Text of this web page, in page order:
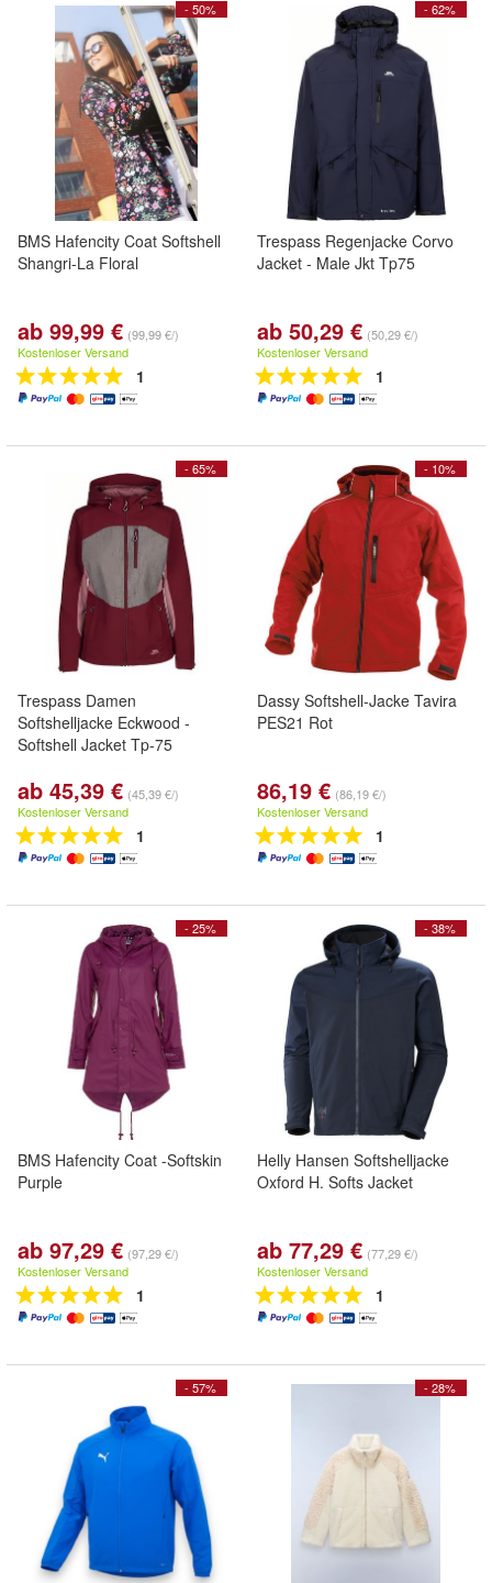
- 50%
BMS Hafencity Coat Softshell
Shangri-La Floral
ab 99,99 € (99,99 €/)
Kostenloser Versand
1
- 62%
Trespass Regenjacke Corvo
Jacket - Male Jkt Tp75
ab 50,29 € (50,29 €/)
Kostenloser Versand
1
- 65%
Trespass Damen
Softshelljacke Eckwood -
Softshell Jacket Tp-75
ab 45,39 € (45,39 €/)
Kostenloser Versand
1
- 10%
Dassy Softshell-Jacke Tavira
PES21 Rot
86,19 € (86,19 €/)
Kostenloser Versand
1
- 25%
BMS Hafencity Coat -Softskin
Purple
ab 97,29 € (97,29 €/)
Kostenloser Versand
1
- 38%
Helly Hansen Softshelljacke
Oxford H. Softs Jacket
ab 77,29 € (77,29 €/)
Kostenloser Versand
1
- 57% - 28%